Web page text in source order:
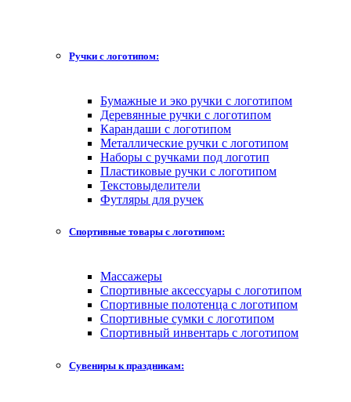
Ручки с логотипом:
Бумажные и эко ручки с логотипом
Деревянные ручки с логотипом
Карандаши с логотипом
Металлические ручки с логотипом
Наборы с ручками под логотип
Пластиковые ручки с логотипом
Текстовыделители
Футляры для ручек
Спортивные товары с логотипом:
Массажеры
Спортивные аксессуары с логотипом
Спортивные полотенца с логотипом
Спортивные сумки с логотипом
Спортивный инвентарь с логотипом
Сувениры к праздникам: